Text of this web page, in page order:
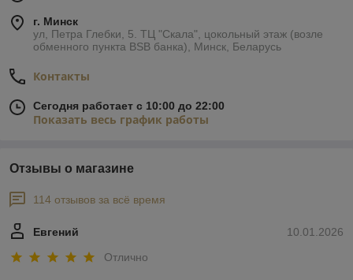
г. Минск
ул, Петра Глебки, 5. ТЦ "Скала", цокольный этаж (возле
обменного пункта BSB банка), Минск, Беларусь
Контакты
Сегодня работает с 10:00 до 22:00
Показать весь график работы
Отзывы о магазине
114 отзывов за всё время
10.01.2026
Евгений
Отлично